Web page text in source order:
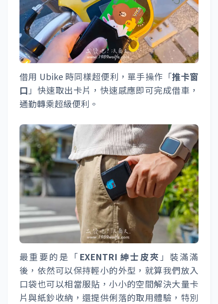
借用 Ubike 時同樣超便利，單手操作「推卡窗
口 」快速取出卡片，快速感應即可完成借車，
通勤轉乘超級便利。
最重要的是「 EXENTRI 紳士皮夾 」裝滿滿
後，依然可以保持輕小的外型，就算我們放入
口袋也可以相當服貼，小小的空間解決大量卡
片與紙鈔收納，還提供俐落的取用體驗，特別